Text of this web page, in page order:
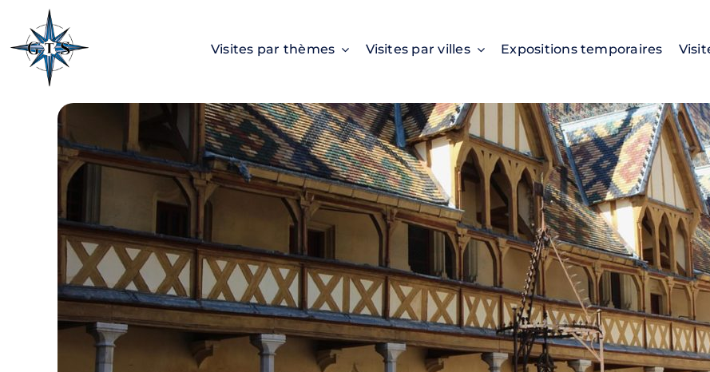
contenu
Visites par thèmes Visites par villes Expositions temporaires